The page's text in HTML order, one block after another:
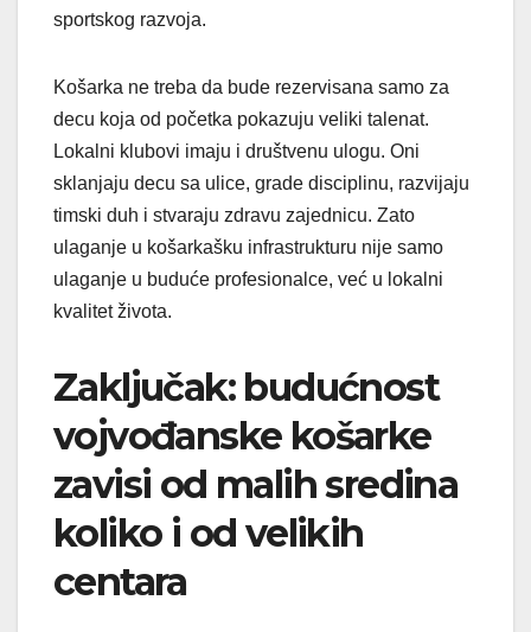
sportskog razvoja.
Košarka ne treba da bude rezervisana samo za
decu koja od početka pokazuju veliki talenat.
Lokalni klubovi imaju i društvenu ulogu. Oni
sklanjaju decu sa ulice, grade disciplinu, razvijaju
timski duh i stvaraju zdravu zajednicu. Zato
ulaganje u košarkašku infrastrukturu nije samo
ulaganje u buduće profesionalce, već u lokalni
kvalitet života.
Zaključak: budućnost
vojvođanske košarke
zavisi od malih sredina
koliko i od velikih
centara